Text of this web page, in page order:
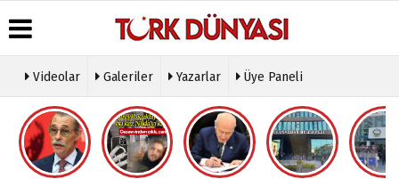
Üye Paneli
Haber
Arşivi
Gazete
Hava
Durumu
Gazete
Manşetleri
Köşe
Yazarları
Video
Galeri
Künye
İletişim
Çerez
Politikası
Videolar Galeriler Yazarlar Üye Paneli